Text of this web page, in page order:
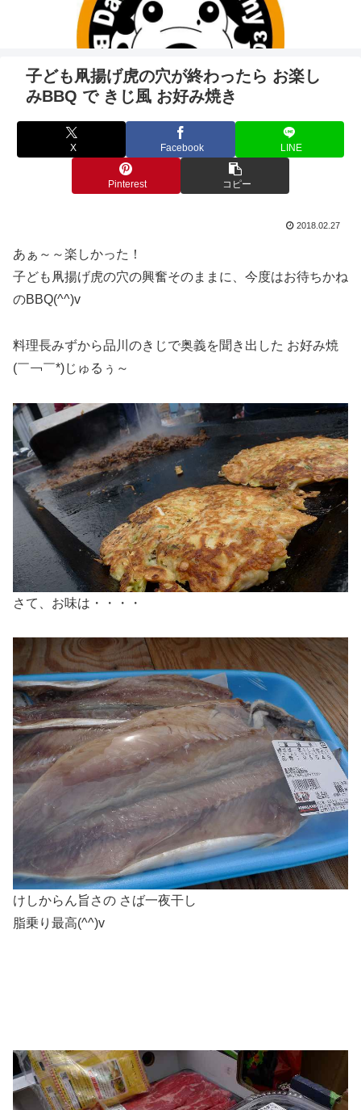
子ども凧揚げ虎の穴が終わったら お楽し
みBBQ で きじ風 お好み焼き
X Facebook LINE
Pinterest コピー
2018.02.27
あぁ～～楽しかった！
子ども凧揚げ虎の穴の興奮そのままに、今度はお待ちかね
のBBQ(^^)v
料理長みずから品川のきじで奥義を聞き出した お好み焼
(￣￢￣*)じゅるぅ～
さて、お味は・・・・
けしからん旨さの さば一夜干し
脂乗り最高(^^)v